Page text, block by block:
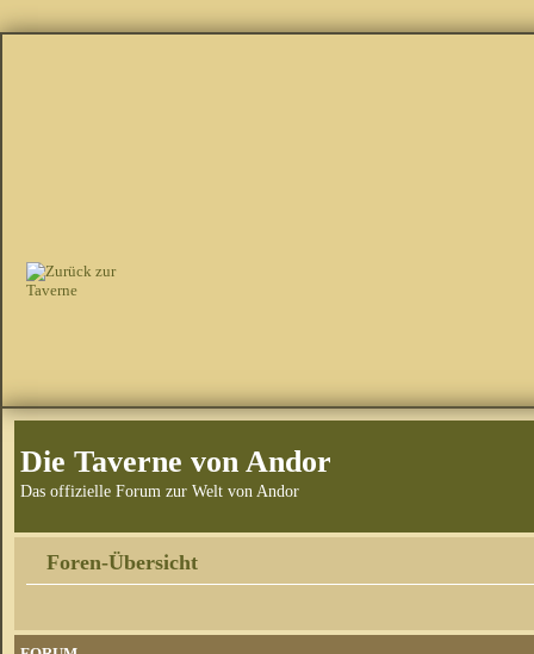
Die Taverne von Andor
Das offizielle Forum zur Welt von Andor
Foren-Übersicht